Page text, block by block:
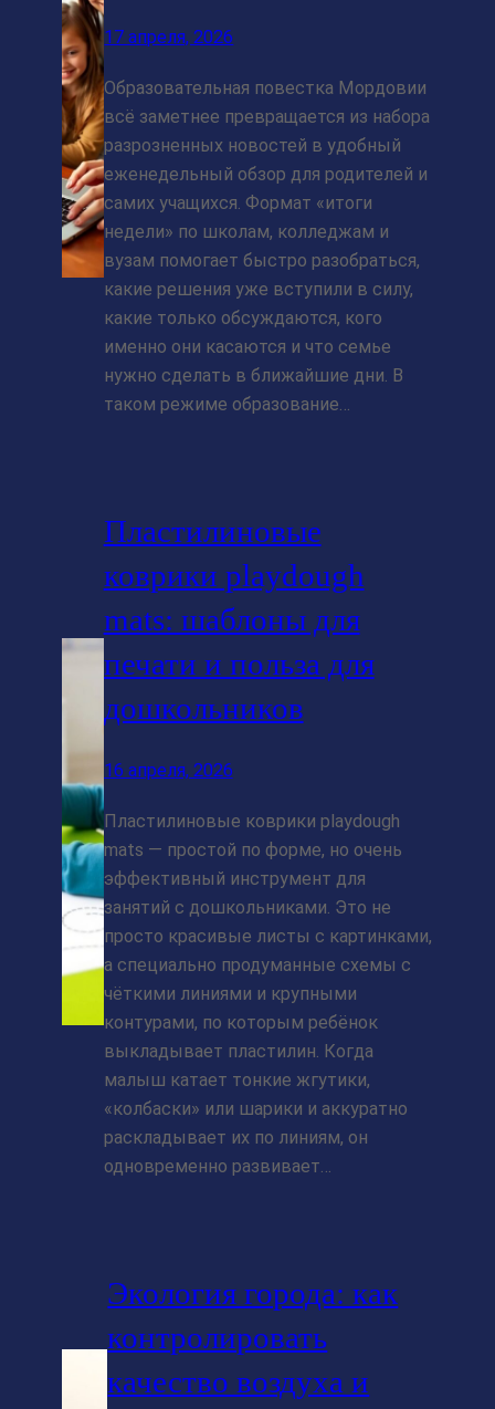
17 апреля, 2026
Образовательная повестка Мордовии
всё заметнее превращается из набора
разрозненных новостей в удобный
еженедельный обзор для родителей и
самих учащихся. Формат «итоги
недели» по школам, колледжам и
вузам помогает быстро разобраться,
какие решения уже вступили в силу,
какие только обсуждаются, кого
именно они касаются и что семье
нужно сделать в ближайшие дни. В
таком режиме образование…
Пластилиновые
коврики playdough
mats: шаблоны для
печати и польза для
дошкольников
16 апреля, 2026
Пластилиновые коврики playdough
mats — простой по форме, но очень
эффективный инструмент для
занятий с дошкольниками. Это не
просто красивые листы с картинками,
а специально продуманные схемы с
чёткими линиями и крупными
контурами, по которым ребёнок
выкладывает пластилин. Когда
малыш катает тонкие жгутики,
«колбаски» или шарики и аккуратно
раскладывает их по линиям, он
одновременно развивает…
Экология города: как
контролировать
качество воздуха и